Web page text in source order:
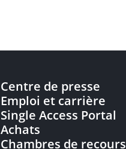
Centre de presse
Emploi et carrière
Single Access Portal
Achats
Chambres de recours